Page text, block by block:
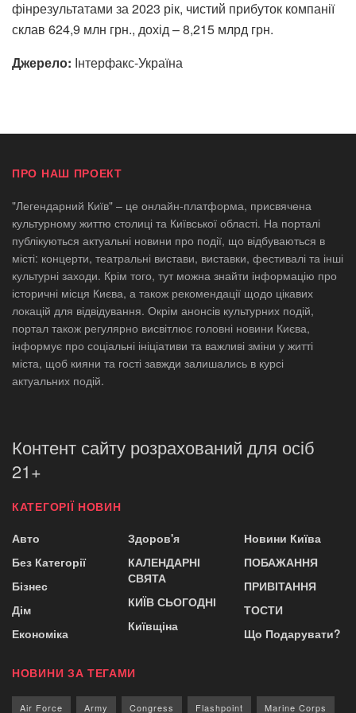
фінрезультатами за 2023 рік, чистий прибуток компанії
склав 624,9 млн грн., дохід – 8,215 млрд грн.
Джерело: Інтерфакс-Україна
ПРО НАШ ПРОЕКТ
"Легендарний Київ" – це онлайн-платформа, присвячена
культурному життю столиці та Київської області. На порталі
публікуються актуальні новини про події, що відбуваються в
місті: концерти, театральні вистави, виставки, фестивалі та інші
культурні заходи. Крім того, тут можна знайти інформацію про
історичні місця Києва, а також рекомендації щодо цікавих
локацій для відвідування. Окрім анонсів культурних подій,
портал також регулярно висвітлює головні новини Києва,
інформує про соціальні ініціативи та важливі зміни у житті
міста, щоб кияни та гості завжди залишались в курсі
актуальних подій.
Контент сайту розрахований для осіб
21+
КАТЕГОРІЇ НОВИН
Авто
Без Категорії
Бізнес
Дім
Економіка
Здоров'я
КАЛЕНДАРНІ
СВЯТА
КИЇВ СЬОГОДНІ
Київщіна
Новини Київа
ПОБАЖАННЯ
ПРИВІТАННЯ
ТОСТИ
Що Подарувати?
НОВИНИ ЗА ТЕГАМИ
Air Force Army Congress Flashpoint Marine Corps